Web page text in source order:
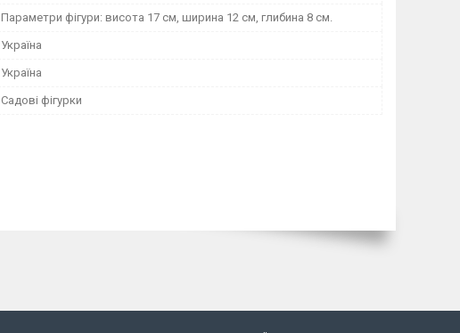
Параметри фігури: висота 17 см, ширина 12 см, глибина 8 см.
Україна
Україна
Садові фігурки